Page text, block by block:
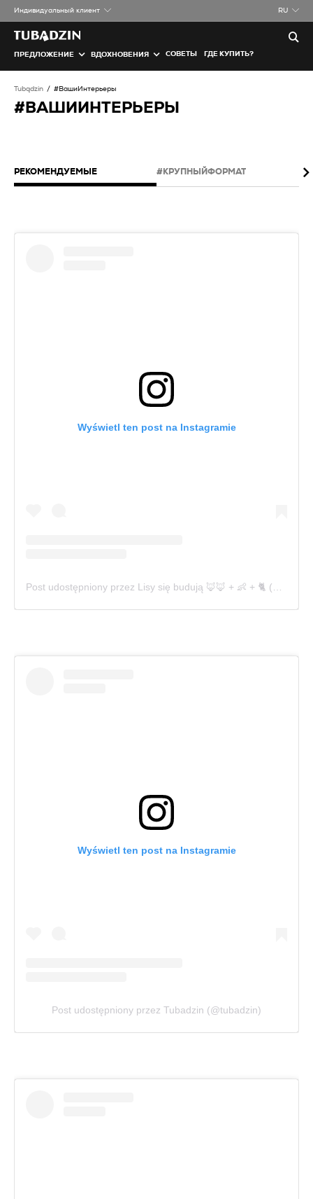
Индивидуальный клиент RU
ПРЕДЛОЖЕНИЕ ВДОХНОВЕНИЯ СОВЕТЫ ГДЕ КУПИТЬ?
Tubądzin #ВашиИнтерьеры
#ВАШИИНТЕРЬЕРЫ
РЕКОМЕНДУЕМЫЕ #KРУПНЫЙФОРМАТ
Wyświetl ten post na Instagramie
Wyświetl ten post na Instagramie
Post udostępniony przez Tubadzin (@tubadzin)